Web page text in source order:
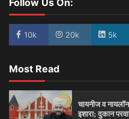
Follow Us On:
10k 20k 5k
Most Read
चायनीज व
इशारा; दुकान